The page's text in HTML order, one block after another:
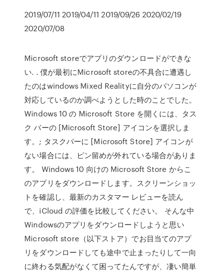
2019/07/11 2019/04/11 2019/09/26 2020/02/19
2020/07/08
Microsoft storeでアプリのダウンロードができな
い. . 僕が最初にMicrosoft storeの不具合に遭遇し
たのはwindows Mixed Realityに自分のパソコンが
対応しているのか調べようとした時のことでした。
Windows 10 の Microsoft Store を開くには、タス
ク バーの [Microsoft Store] アイコンを選択しま
す。; タスクバーに [Microsoft Store] アイコンが
ない場合には、ピン留めが外れている場合がありま
す。 Windows 10 向けの Microsoft Store からこ
のアプリをダウンロードします。スクリーンショッ
トを確認し、最新のカスタマー レビューを読ん
で、iCloud の評価を比較してください。 そんな中
Windowsのアプリをダウンロードしようと思い
Microsoft store（以下ストア）でお目当てのアプ
リをダウンロードしても途中で止まったりして一向
に終わる気配がなくて困ってたんですが、凄い簡単